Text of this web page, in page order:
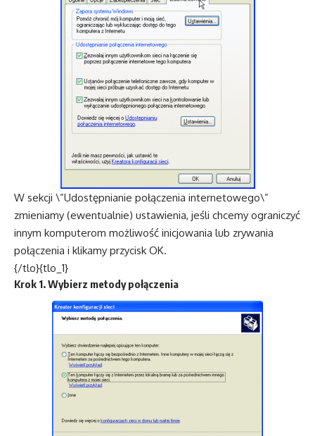
W sekcji \”Udostępnianie połączenia internetowego\”
zmieniamy (ewentualnie) ustawienia, jeśli chcemy ograniczyć
innym komputerom możliwość inicjowania lub zrywania
połączenia i klikamy przycisk OK.
{/tlo}{tlo_1}
Krok 1. Wybierz metody połączenia